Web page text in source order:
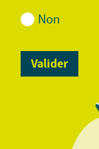
Non